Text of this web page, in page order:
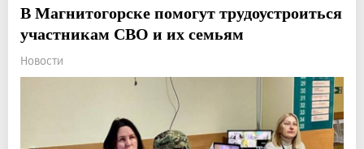
В Магнитогорске помогут трудоустроиться
участникам СВО и их семьям
Новости